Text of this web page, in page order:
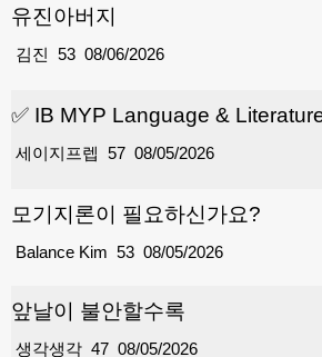
유진아버지
53
김진 08/06/2026
✅ IB MYP Language &
57
세이지프렙 08/05/2026
모기지론이 필요하신가요?
53
Balance Kim 08/05/2026
앞날이 불안할수록
47
생각생각 08/05/2026